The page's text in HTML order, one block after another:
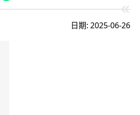
日期: 2025-06-26